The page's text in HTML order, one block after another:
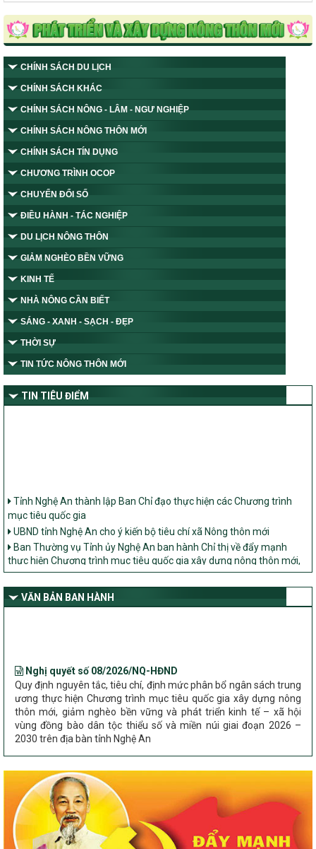
CHÍNH SÁCH DU LỊCH
CHÍNH SÁCH KHÁC
CHÍNH SÁCH NÔNG - LÂM - NGƯ NGHIỆP
CHÍNH SÁCH NÔNG THÔN MỚI
CHÍNH SÁCH TÍN DỤNG
CHƯƠNG TRÌNH OCOP
CHUYỂN ĐỔI SỐ
ĐIỀU HÀNH - TÁC NGHIỆP
DU LỊCH NÔNG THÔN
GIẢM NGHÈO BỀN VỮNG
KINH TẾ
NHÀ NÔNG CẦN BIẾT
SÁNG - XANH - SẠCH - ĐẸP
THỜI SỰ
TIN TỨC NÔNG THÔN MỚI
TIN TIÊU ĐIỂM
mục tiêu quốc gia
UBND tỉnh Nghệ An cho ý kiến bộ tiêu chí xã Nông thôn mới
Ban Thường vụ Tỉnh ủy Nghệ An ban hành Chỉ thị về đẩy mạnh
thực hiện Chương trình mục tiêu quốc gia xây dựng nông thôn mới,
giảm nghèo bền vững và phát triển kinh tế – xã hội vùng đồng bào
dân tộc thiểu số và miền núi giai đoạn 2026 – 2030 trên địa bàn tỉnh
Bộ Dân tộc và Tôn giáo làm việc với UBND tỉnh về tình hình thực
VĂN BẢN BAN HÀNH
ương thực hiện Chương trình mục tiêu quốc gia xây dựng nông
thôn mới, giảm nghèo bền vững và phát triển kinh tế – xã hội
vùng đồng bào dân tộc thiểu số và miền núi giai đoạn 2026 –
2030 trên địa bàn tỉnh Nghệ An
Chỉ Thị số 22-CT/TU
về đẩy mạnh thực hiện Chương trình mục tiêu quốc gia xây dựng
2030 trên địa bàn tỉnh Nghệ An
Quyết định số 2490/QĐ-UBND
Về việc thành lập Ban Chỉ đạo Chương trình mục tiều quốc gia xây
dựng nông thôn mới, giảm nghèo bền vững và phát triển kinh tế –
xã hội vùng đồng bào dân tộc thiểu số và miền núi giai đoạn 2026